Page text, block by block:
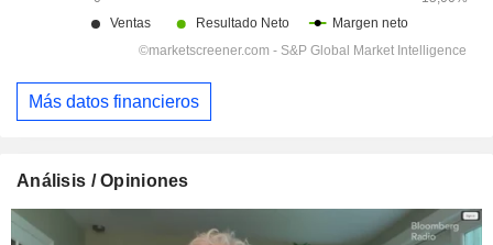
Más datos financieros
Análisis / Opiniones